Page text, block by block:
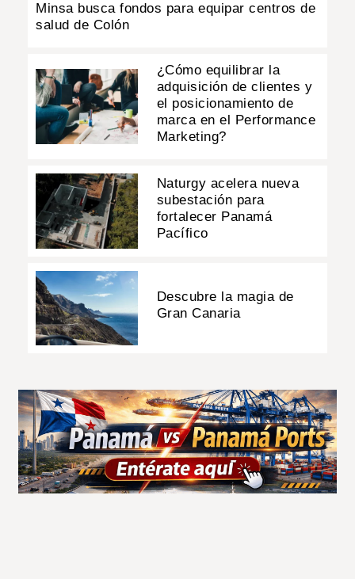
Minsa busca fondos para equipar centros de
salud de Colón
¿Cómo equilibrar la
adquisición de clientes y
el posicionamiento de
marca en el Performance
Marketing?
Naturgy acelera nueva
subestación para
fortalecer Panamá
Pacífico
Descubre la magia de
Gran Canaria